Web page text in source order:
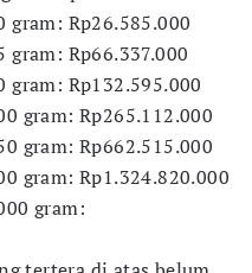
gram: Rp26.585.000
gram: Rp66.337.000
gram: Rp132.595.000
gram: Rp265.112.000
gram: Rp662.515.000
gram: Rp1.324.820.000
gram: